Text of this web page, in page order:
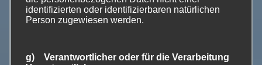
die Landwirte selbst entscheiden können, ob sie an den
künftigen Förderprogrammen teilnehmen und dafür
„marktwirtschaftliche Karte“ setzen.Letztlich sind die
identifizierten oder identifizierbaren natürlichen
Person zugewiesen werden.
g) Verantwortlicher oder für die Verarbeitung